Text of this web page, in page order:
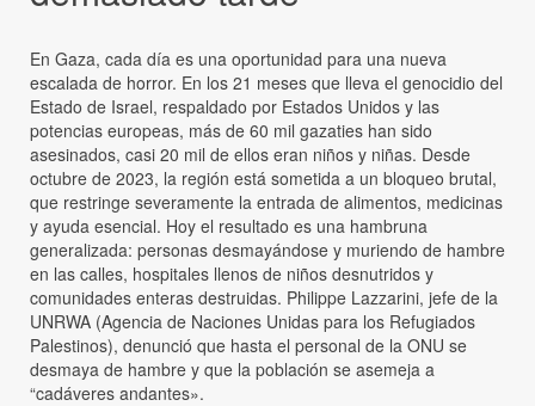
En Gaza, cada día es una oportunidad para una nueva
escalada de horror. En los 21 meses que lleva el genocidio del
Estado de Israel, respaldado por Estados Unidos y las
potencias europeas, más de 60 mil gazaties han sido
asesinados, casi 20 mil de ellos eran niños y niñas. Desde
octubre de 2023, la región está sometida a un bloqueo brutal,
que restringe severamente la entrada de alimentos, medicinas
y ayuda esencial. Hoy el resultado es una hambruna
generalizada: personas desmayándose y muriendo de hambre
en las calles, hospitales llenos de niños desnutridos y
comunidades enteras destruidas. Philippe Lazzarini, jefe de la
UNRWA (Agencia de Naciones Unidas para los Refugiados
Palestinos), denunció que hasta el personal de la ONU se
desmaya de hambre y que la población se asemeja a
“cadáveres andantes».